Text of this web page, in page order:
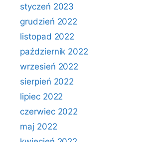
styczeń 2023
grudzień 2022
listopad 2022
październik 2022
wrzesień 2022
sierpień 2022
lipiec 2022
czerwiec 2022
maj 2022